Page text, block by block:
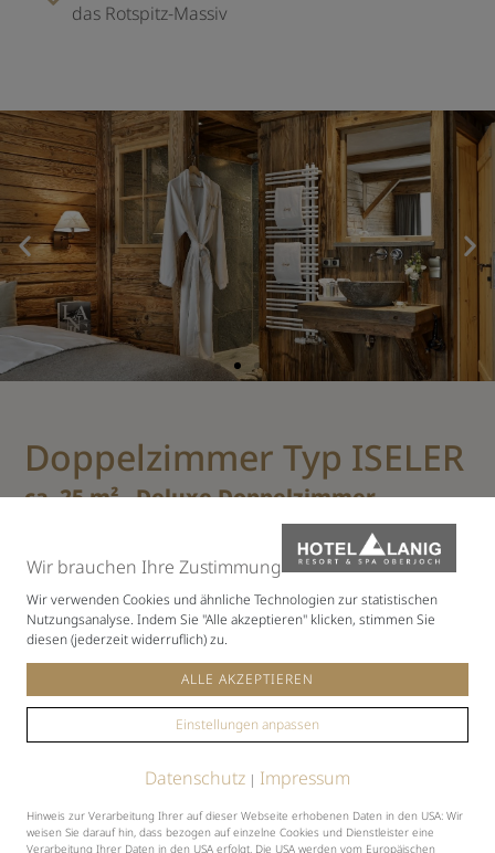
das Rotspitz-Massiv
Doppelzimmer Typ ISELER
ca. 25 m² - Deluxe Doppelzimmer
Die großzügigen Stammzimmer sind im Haupthaus,
unterschiedlich in der Lage und Ausstattung. Alle sind
sehr geschmackvoll mit alten Bauernmöbeln und
gemütlichen Stoffen eingerichtet.
Ausstattung
bequeme Sitzgruppe mit Couch und Sessel
TV und Telefon
Wir brauchen Ihre Zustimmung
Wir verwenden Cookies und ähnliche Technologien zur statistischen
Nutzungsanalyse. Indem Sie "Alle akzeptieren" klicken, stimmen Sie
diesen (jederzeit widerruflich) zu.
ALLE AKZEPTIEREN
Einstellungen anpassen
Datenschutz | Impressum
Hinweis zur Verarbeitung Ihrer auf dieser Webseite erhobenen Daten in den USA: Wir
weisen Sie darauf hin, dass bezogen auf einzelne Cookies und Dienstleister eine
Verarbeitung Ihrer Daten in den USA erfolgt. Die USA werden vom Europäischen